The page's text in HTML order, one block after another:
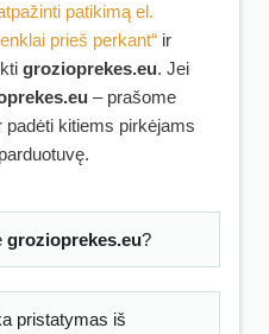
patikimą el.
prieš perkant“ ir
grozioprekes.eu. Jei
– prašome
padėti kitiems pirkėjams
grozioprekes.eu?
pristatymas iš